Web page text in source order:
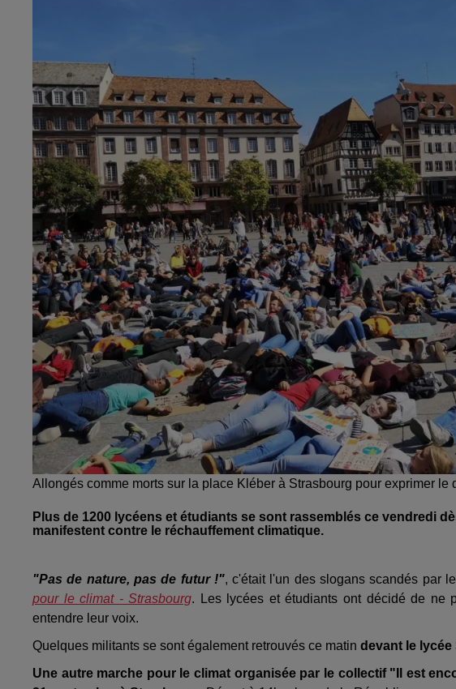
Allongés comme morts sur la place Kléber à Strasbourg pour exprimer le
Plus de 1200 lycéens et étudiants se sont rassemblés ce vendredi
manifestent contre le réchauffement climatique.
"Pas de nature, pas de futur !", c'était l'un des slogans scandés par
pour le climat - Strasbourg. Les lycées et étudiants ont décidé de ne
entendre leur voix.
Quelques militants se sont également retrouvés ce matin devant le lycée
Une autre marche pour le climat organisée par le collectif "Il est